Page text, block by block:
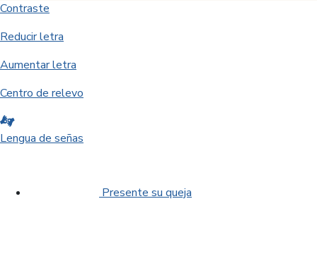
Contraste
Reducir letra
Aumentar letra
Centro de relevo
Lengua de señas
Presente su queja